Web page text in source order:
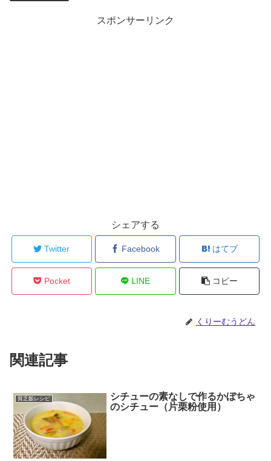
スポンサーリンク
シェアする
Twitter Facebook はてブ
Pocket LINE コピー
くりーむうどん
関連記事
貧乏飯レシピ
シチューの素なしで作るかぼちゃ
のシチュー（片栗粉使用）